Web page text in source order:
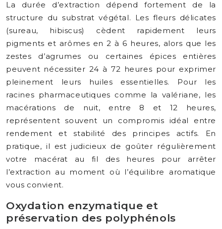
La durée d’extraction dépend fortement de la
structure du substrat végétal. Les fleurs délicates
(sureau, hibiscus) cèdent rapidement leurs
pigments et arômes en 2 à 6 heures, alors que les
zestes d’agrumes ou certaines épices entières
peuvent nécessiter 24 à 72 heures pour exprimer
pleinement leurs huiles essentielles. Pour les
racines pharmaceutiques comme la valériane, les
macérations de nuit, entre 8 et 12 heures,
représentent souvent un compromis idéal entre
rendement et stabilité des principes actifs. En
pratique, il est judicieux de goûter régulièrement
votre macérat au fil des heures pour arrêter
l’extraction au moment où l’équilibre aromatique
vous convient.
Oxydation enzymatique et
préservation des polyphénols